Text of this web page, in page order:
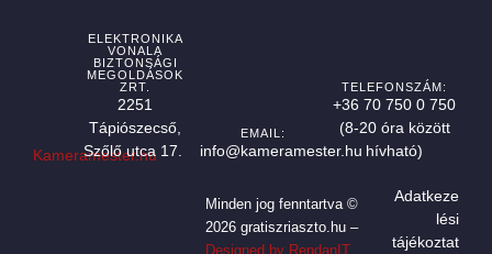
Kameramester.hu
ELEKTRONIKA
VONALA
BIZTONSÁGI
MEGOLDÁSOK
ZRT.
2251
Tápiószecső,
Szőlő utca 17.
EMAIL:
info@kameramester.hu
TELEFONSZÁM:
+36 70 750 0 750
(8-20 óra között
hívható)
Minden jog fenntartva ©
2026 gratiszriaszto.hu –
Designed by RendanIT
Adatkeze
lési
tájékoztat